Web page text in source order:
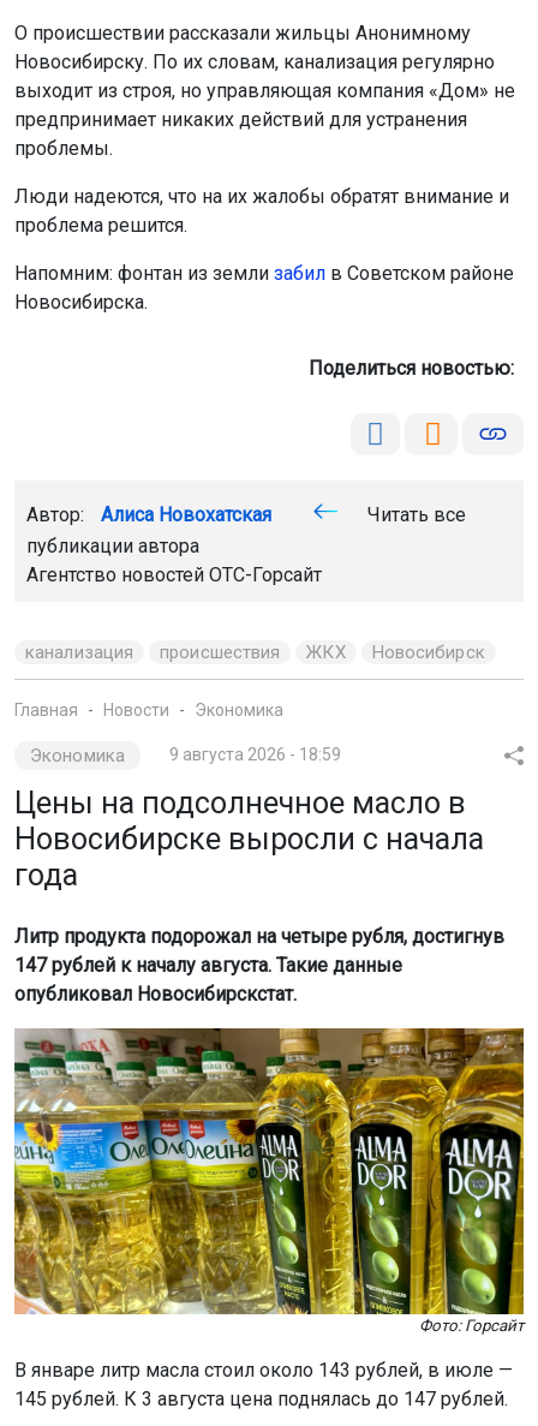
О происшествии рассказали жильцы Анонимному
Новосибирску. По их словам, канализация регулярно
выходит из строя, но управляющая компания «Дом» не
предпринимает никаких действий для устранения
проблемы.
Люди надеются, что на их жалобы обратят внимание и
проблема решится.
Напомним: фонтан из земли забил в Советском районе
Новосибирска.
Поделиться новостью:
Автор: Алиса Новохатская
Читать все
публикации автора
Агентство новостей ОТС-Горсайт
канализация происшествия ЖКХ Новосибирск
Главная Новости Экономика
Экономика 9 августа 2026 - 18:59
Цены на подсолнечное масло в
Новосибирске выросли с начала
года
Литр продукта подорожал на четыре рубля, достигнув
147 рублей к началу августа. Такие данные
опубликовал Новосибирскстат.
Фото: Горсайт
В январе литр масла стоил около 143 рублей, в июле —
145 рублей. К 3 августа цена поднялась до 147 рублей.